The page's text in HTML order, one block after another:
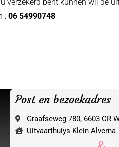
: 06 54990748
Post en bezoekadres
Graafseweg 780, 6603 CR
Uitvaarthuiys Klein Alverna